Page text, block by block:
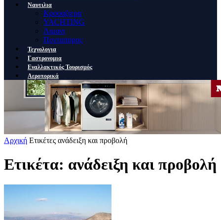
Ναυτιλια
Κρουαζιερα
YACHTING
Λιμανι
Ποντοπορος
Τεχνολογια
Γαστρονομια
Εναλλακτικός Τουρισμός
Αεροπορικά
Αρχική Ετικέτες ανάδειξη και προβολή
Ετικέτα: ανάδειξη και προβολή